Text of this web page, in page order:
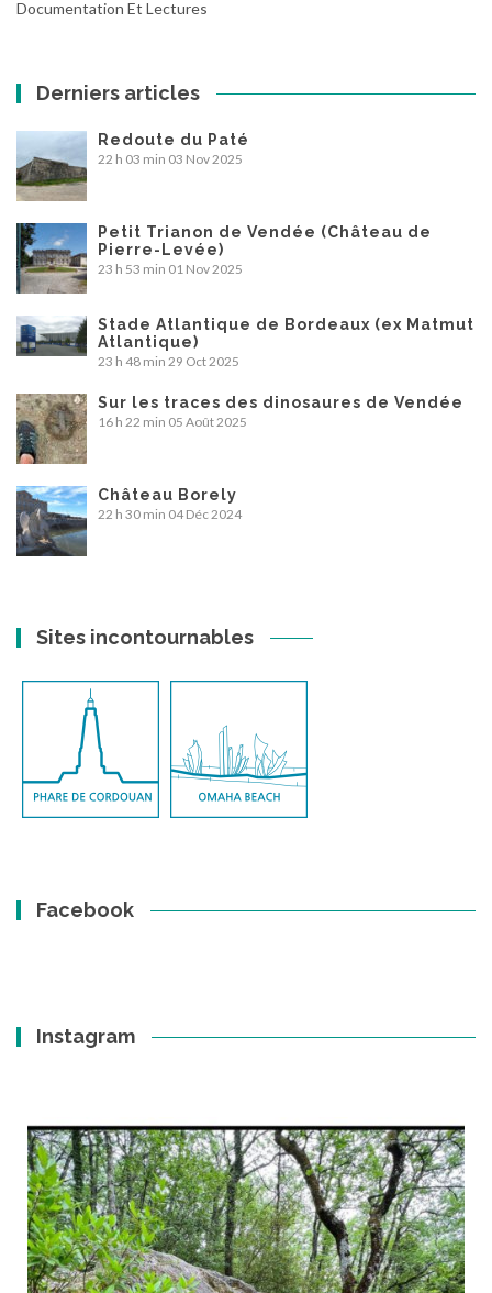
Documentation Et Lectures
Derniers articles
Redoute du Paté
22 h 03 min 03 Nov 2025
Petit Trianon de Vendée (Château de
Pierre-Levée)
23 h 53 min 01 Nov 2025
Stade Atlantique de Bordeaux (ex Matmut
Atlantique)
23 h 48 min 29 Oct 2025
Sur les traces des dinosaures de Vendée
16 h 22 min 05 Août 2025
Château Borely
22 h 30 min 04 Déc 2024
Sites incontournables
Facebook
Instagram